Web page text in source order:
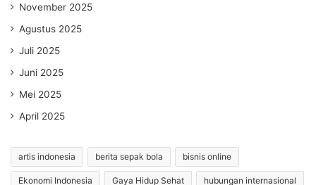
November 2025
Agustus 2025
Juli 2025
Juni 2025
Mei 2025
April 2025
artis indonesia berita sepak bola bisnis online
Ekonomi Indonesia Gaya Hidup Sehat hubungan internasional